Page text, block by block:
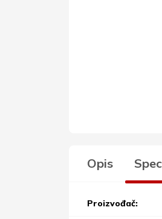
Opis
Proizvođač: